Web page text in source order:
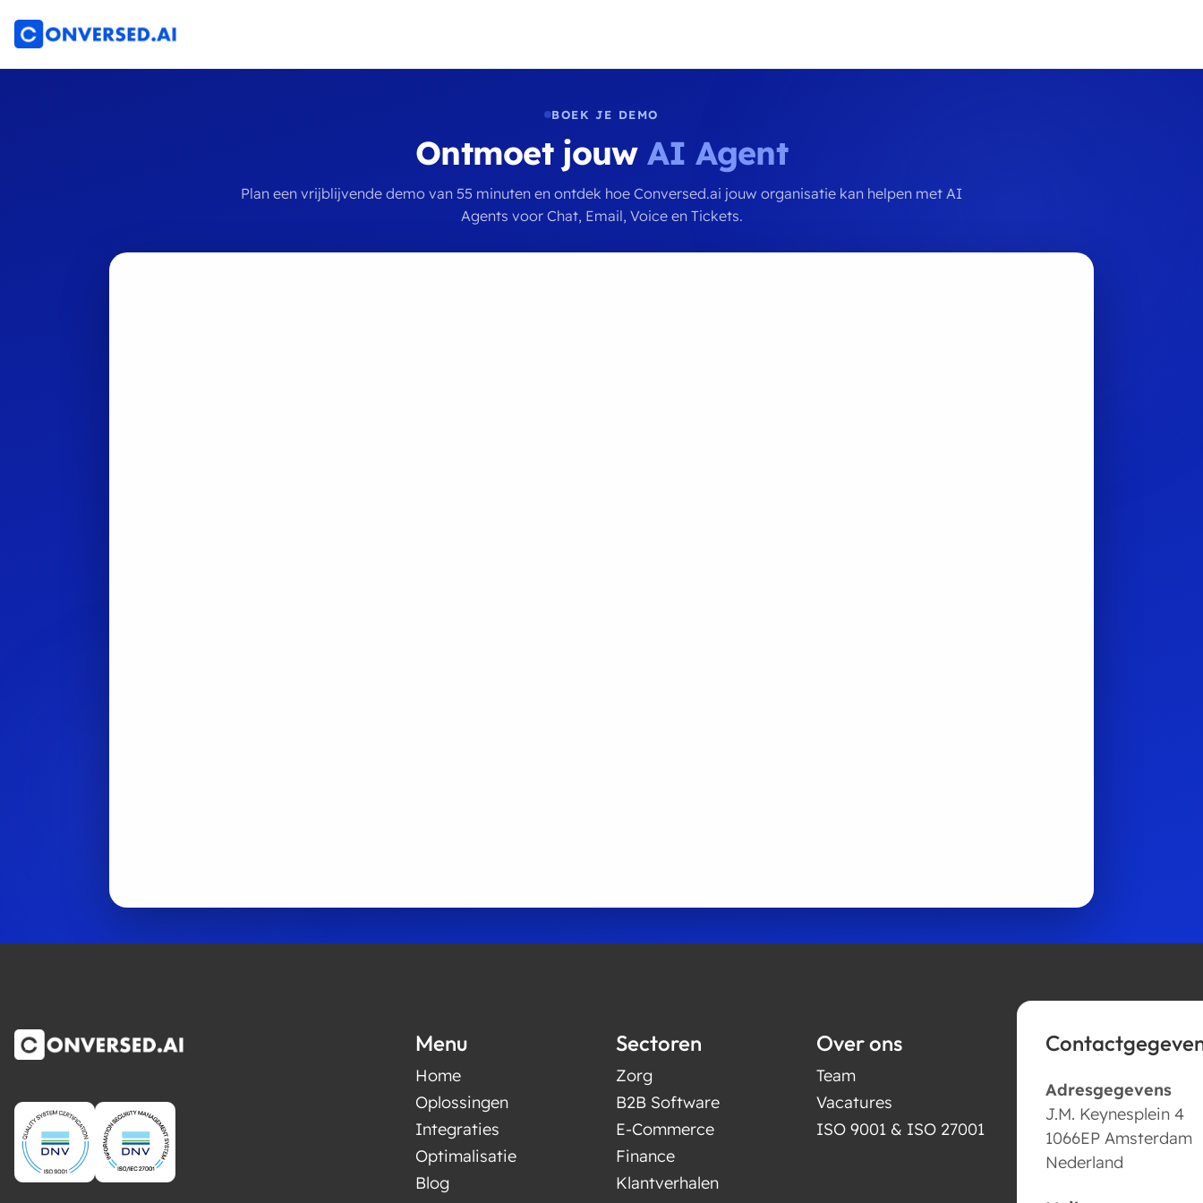
BOEK JE DEMO
Ontmoet jouw AI Agent
Plan een vrijblijvende demo van 55 minuten en ontdek hoe Conversed.ai jouw organisatie kan helpen met AI
Agents voor Chat, Email, Voice en Tickets.
Menu
Home
Oplossingen
Integraties
Optimalisatie
Blog
Sectoren
Zorg
B2B Software
E-Commerce
Finance
Klantverhalen
Over ons
Team
Vacatures
ISO 9001 & ISO 27001
Adresgegevens
J.M. Keynesplein 4
1066EP Amsterdam
Nederland